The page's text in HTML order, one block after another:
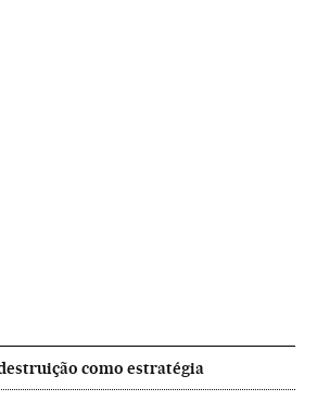
como estratégia